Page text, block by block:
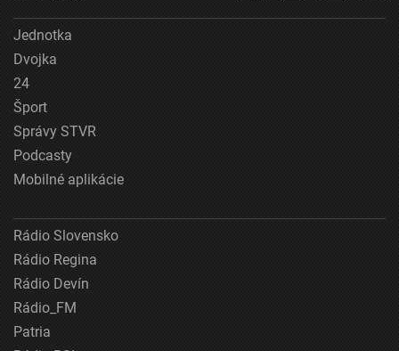
Jednotka
Dvojka
24
Šport
Správy STVR
Podcasty
Mobilné aplikácie
Rádio Slovensko
Rádio Regina
Rádio Devín
Rádio_FM
Patria